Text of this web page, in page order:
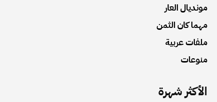
مونديال العار
مهما كان الثمن
ملفات عربية
منوعات
الأكثر شهرة